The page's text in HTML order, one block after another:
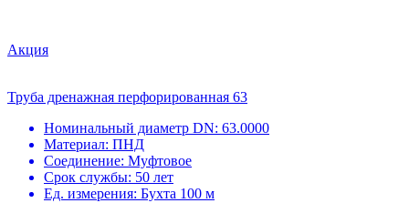
Акция
Труба дренажная перфорированная 63
Номинальный диаметр DN: 63.0000
Материал: ПНД
Соединение: Муфтовое
Срок службы: 50 лет
Ед. измерения: Бухта 100 м